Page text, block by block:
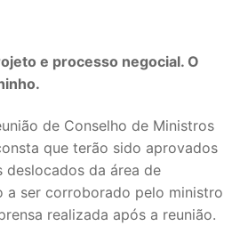
e processo negocial. O
de Conselho de Ministros
que terão sido aprovados
deslocados da área de
a ser corroborado pelo ministro
realizada após a reunião.